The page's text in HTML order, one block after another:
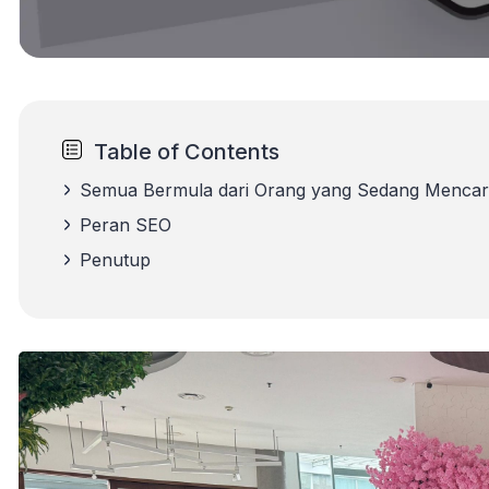
Table of Contents
Semua Bermula dari Orang yang Sedang
Peran SEO
Penutup